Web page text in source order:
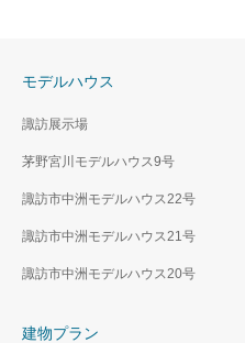
モデルハウス
諏訪展示場
茅野宮川モデルハウス9号
諏訪市中洲モデルハウス22号
諏訪市中洲モデルハウス21号
諏訪市中洲モデルハウス20号
建物プラン